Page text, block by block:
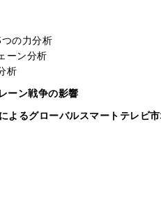
の力分析
ーン分析
析
ーン戦争の影響
よるグローバルスマートテレビ